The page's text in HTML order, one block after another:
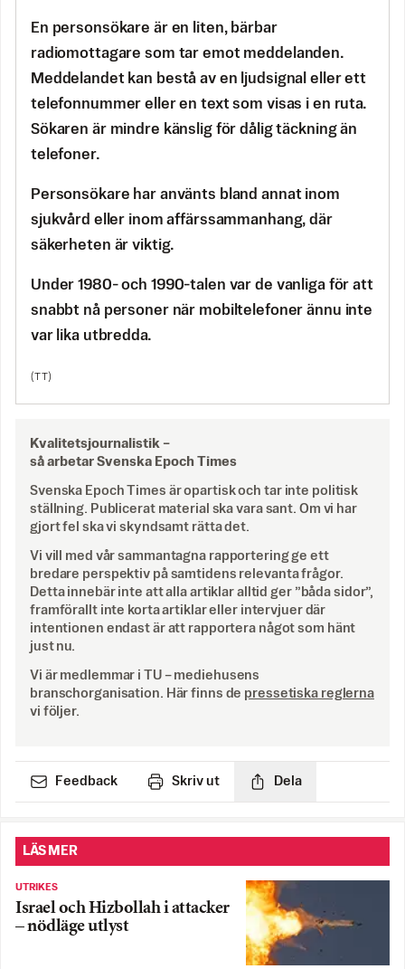
En personsökare är en liten, bärbar
radiomottagare som tar emot meddelanden.
Meddelandet kan bestå av en ljudsignal eller ett
telefonnummer eller en text som visas i en ruta.
Sökaren är mindre känslig för dålig täckning än
telefoner.
Personsökare har använts bland annat inom
sjukvård eller inom affärssammanhang, där
säkerheten är viktig.
Under 1980- och 1990-talen var de vanliga för att
snabbt nå personer när mobiltelefoner ännu inte
var lika utbredda.
(TT)
Kvalitetsjournalistik –
så arbetar Svenska Epoch Times
Svenska Epoch Times är opartisk och tar inte politisk
ställning. Publicerat material ska vara sant. Om vi har
gjort fel ska vi skyndsamt rätta det.
Vi vill med vår sammantagna rapportering ge ett
bredare perspektiv på samtidens relevanta frågor.
Detta innebär inte att alla artiklar alltid ger ”båda sidor”,
framförallt inte korta artiklar eller intervjuer där
intentionen endast är att rapportera något som hänt
just nu.
Vi är medlemmar i TU – mediehusens
branschorganisation. Här finns de pressetiska reglerna
vi följer.
Feedback Skriv ut Dela
LÄS MER
UTRIKES
Israel och Hizbollah i attacker
– nödläge utlyst